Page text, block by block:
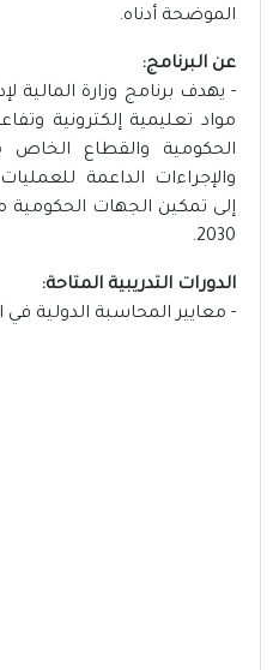
الموضحة أدناه.
عن البرنامج:
- يهدف برنامج وزارة المالية
مواد تعليمية إلكترونية
الحكومية والقطاع
والإجراءات الداعمة
إلى تمكين الجهات
2030.
الدورات التدريبية المتاحة:
- معايير المحاسبة الدولية في